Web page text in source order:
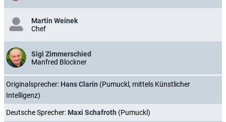
Martin Weinek
Chef
Sigi Zimmerschied
Manfred Blockner
Originalsprecher: Hans Clarin (Pumuckl, mittels Künstlicher
Intelligenz)
Deutsche Sprecher: Maxi Schafroth (Pumuckl)